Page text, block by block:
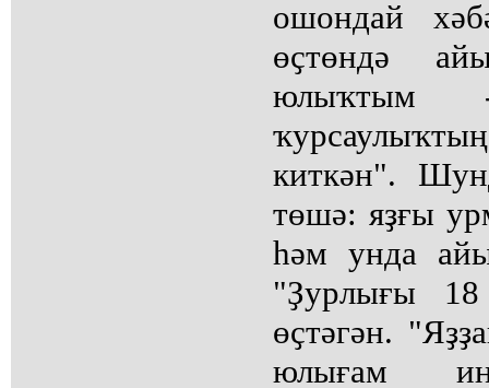
ошондай
өҫтөндә
юлыҡтым
киткән".
төшә: яҙғы
һәм унда
"Ҙурлығы
өҫтәгән.
юлығам